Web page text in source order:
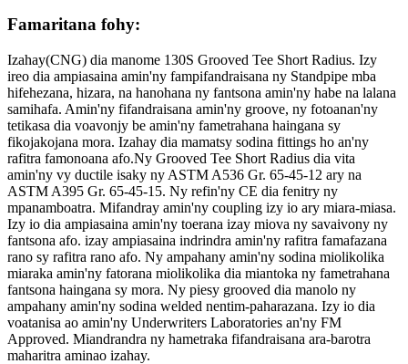
Famaritana fohy:
Izahay(CNG) dia manome 130S Grooved Tee Short Radius. Izy
ireo dia ampiasaina amin'ny fampifandraisana ny Standpipe mba
hifehezana, hizara, na hanohana ny fantsona amin'ny habe na lalana
samihafa. Amin'ny fifandraisana amin'ny groove, ny fotoanan'ny
tetikasa dia voavonjy be amin'ny fametrahana haingana sy
fikojakojana mora. Izahay dia mamatsy sodina fittings ho an'ny
rafitra famonoana afo.Ny Grooved Tee Short Radius dia vita
amin'ny vy ductile isaky ny ASTM A536 Gr. 65-45-12 ary na
ASTM A395 Gr. 65-45-15. Ny refin'ny CE dia fenitry ny
mpanamboatra. Mifandray amin'ny coupling izy io ary miara-miasa.
Izy io dia ampiasaina amin'ny toerana izay miova ny savaivony ny
fantsona afo. izay ampiasaina indrindra amin'ny rafitra famafazana
rano sy rafitra rano afo. Ny ampahany amin'ny sodina miolikolika
miaraka amin'ny fatorana miolikolika dia miantoka ny fametrahana
fantsona haingana sy mora. Ny piesy grooved dia manolo ny
ampahany amin'ny sodina welded nentim-paharazana. Izy io dia
voatanisa ao amin'ny Underwriters Laboratories an'ny FM
Approved. Miandrandra ny hametraka fifandraisana ara-barotra
maharitra aminao izahay.